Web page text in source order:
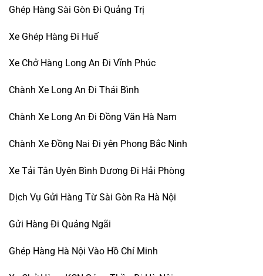
Ghép Hàng Sài Gòn Đi Quảng Trị
Xe Ghép Hàng Đi Huế
Xe Chở Hàng Long An Đi Vĩnh Phúc
Chành Xe Long An Đi Thái Bình
Chành Xe Long An Đi Đồng Văn Hà Nam
Chành Xe Đồng Nai Đi yên Phong Bắc Ninh
Xe Tải Tân Uyên Bình Dương Đi Hải Phòng
Dịch Vụ Gửi Hàng Từ Sài Gòn Ra Hà Nội
Gửi Hàng Đi Quảng Ngãi
Ghép Hàng Hà Nội Vào Hồ Chí Minh